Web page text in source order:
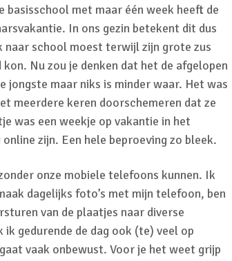
met maar één week heeft de
In ons gezin betekent dit dus
naar school moest terwijl zijn grote zus
Nu zou je denken dat het de afgelopen
jongste maar niks is minder waar. Het was
meerdere keren doorschemeren dat ze
was een weekje op vakantie in het
zijn. Een hele beproeving zo bleek.
onze mobiele telefoons kunnen. Ik
dagelijks foto’s met mijn telefoon, ben
van de plaatjes naar diverse
gedurende de dag ook (te) veel op
vaak onbewust. Voor je het weet grijp